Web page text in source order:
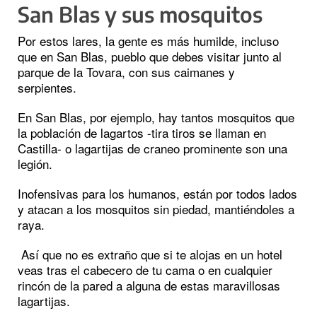
San Blas y sus mosquitos
Por estos lares, la gente es más humilde, incluso
que en San Blas, pueblo que debes visitar junto al
parque de la Tovara, con sus caimanes y
serpientes.
En San Blas, por ejemplo, hay tantos mosquitos que
la población de lagartos -tira tiros se llaman en
Castilla- o lagartijas de craneo prominente son una
legión.
Inofensivas para los humanos, están por todos lados
y atacan a los mosquitos sin piedad, mantiéndoles a
raya.
Así que no es extraño que si te alojas en un hotel
veas tras el cabecero de tu cama o en cualquier
rincón de la pared a alguna de estas maravillosas
lagartijas.